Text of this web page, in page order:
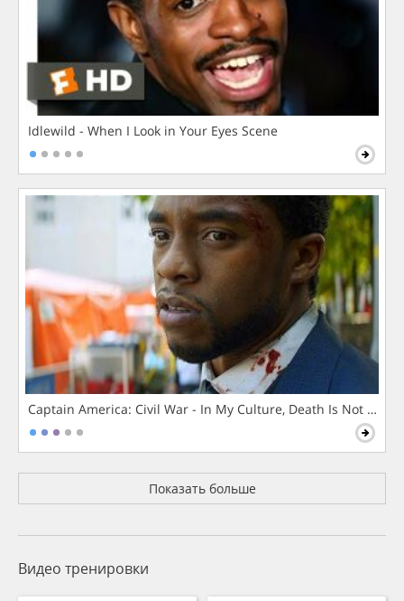
Idlewild - When I Look in Your Eyes Scene
Captain America: Civil War - In My Culture, Death Is Not The
Показать больше
Видео тренировки